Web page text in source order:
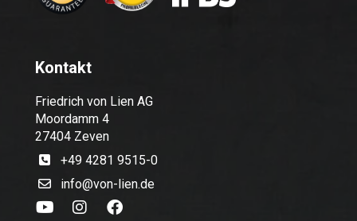
Kontakt
Friedrich von Lien AG
Moordamm 4
27404 Zeven
+49 4281 9515-0
info@von-lien.de